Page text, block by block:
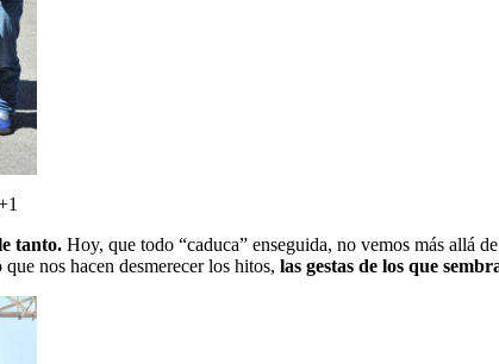
tanto. Hoy, que todo “caduca” enseguida, no vemos más allá
nos hacen desmerecer los hitos, las gestas de los que